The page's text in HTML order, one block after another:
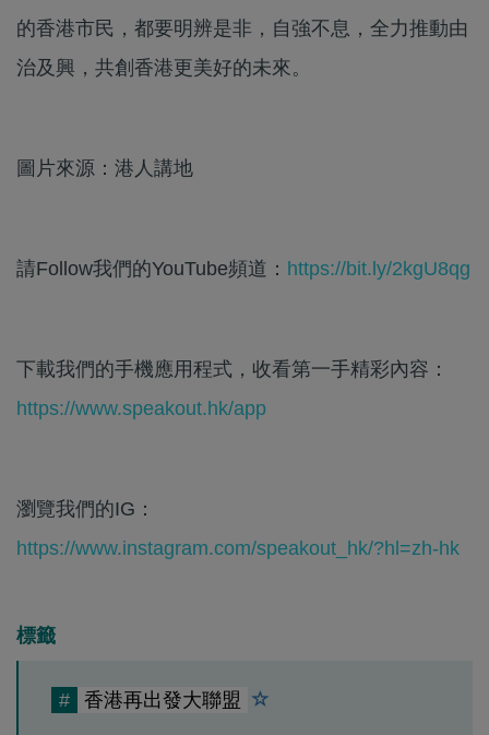
的香港市民，都要明辨是非，自強不息，全力推動由
治及興，共創香港更美好的未來。
圖片來源：港人講地
請Follow我們的YouTube頻道： https://bit.ly/2kgU8qg
下載我們的手機應用程式，收看第一手精彩內容：
https://www.speakout.hk/app
瀏覽我們的IG：
https://www.instagram.com/speakout_hk/?hl=zh-hk
標籤
# 香港再出發大聯盟